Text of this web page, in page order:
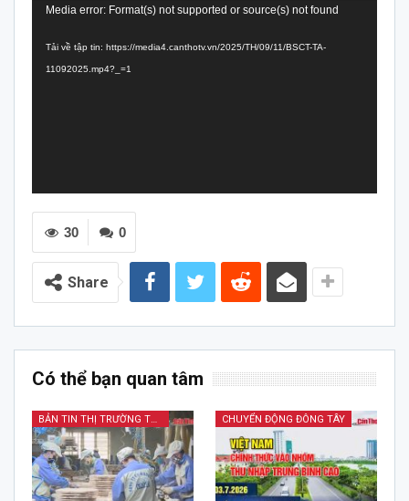
Trình
Video
Media error: Format(s) not supported or source(s) not found
Tải về tập tin: https://media4.canthotv.vn/2025/TH/09/11/BSCT-TA-
11092025.mp4?_=1
0
30
Share
Có thể bạn quan tâm
BẢN TIN THỊ TRƯỜNG TÀI CHÍNH KINH DOANH CHUYỂN ĐỘNG ĐÔNG TÂY